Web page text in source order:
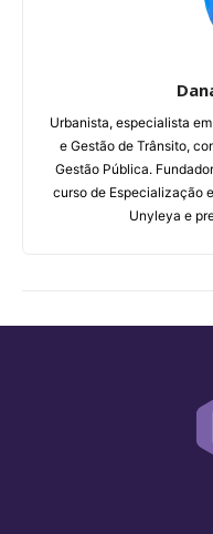
Urbanista, especialista
e Gestão de Trânsito,
Gestão Pública.
curso de Especialização
Unyleya e